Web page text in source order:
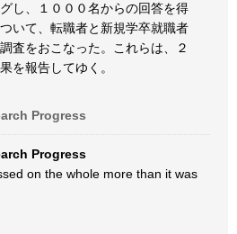
し、１０００名からの回答を得
いて、転職者と新規学卒就職者
査をおこなった。これらは、２
を報告してゆく。
Progress
Progress
on the whole more than it was